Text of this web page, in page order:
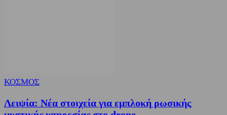
ΚΟΣΜΟΣ
Λειψία: Νέα στοιχεία για εμπλοκή ρωσικής